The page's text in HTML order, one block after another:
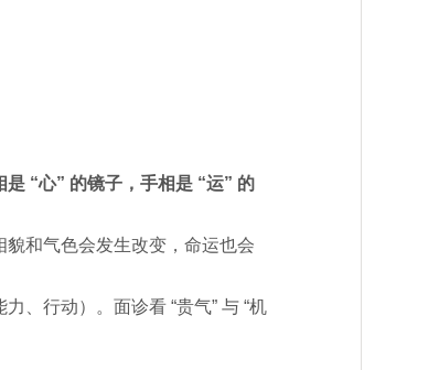
是 “心” 的镜子，手相是 “运” 的
貌和气色会发生改变，命运也会
、行动）。面诊看 “贵气” 与 “机